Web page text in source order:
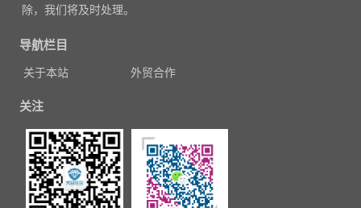
除，我们将及时处理。
导航栏目
关于本站 外贸合作
关注